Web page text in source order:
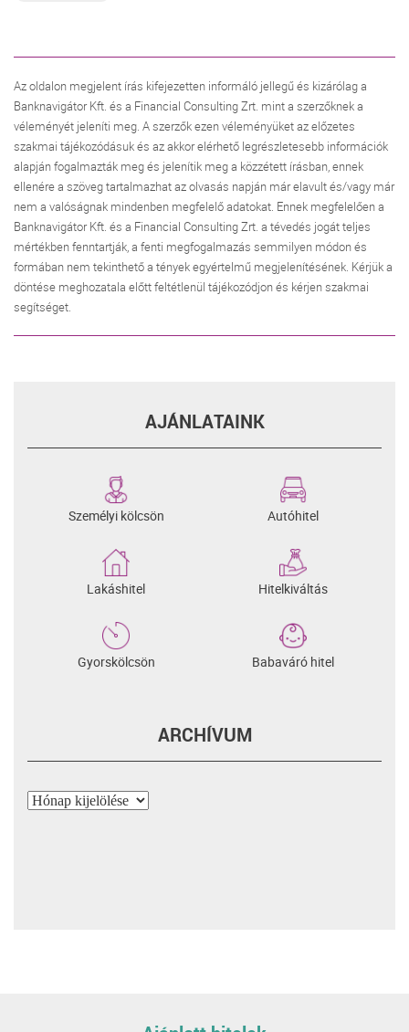
Az oldalon megjelent írás kifejezetten informáló jellegű és kizárólag a
Banknavigátor Kft. és a Financial Consulting Zrt. mint a szerzőknek a
véleményét jeleníti meg. A szerzők ezen véleményüket az előzetes
szakmai tájékozódásuk és az akkor elérhető legrészletesebb információk
alapján fogalmazták meg és jelenítik meg a közzétett írásban, ennek
ellenére a szöveg tartalmazhat az olvasás napján már elavult és/vagy már
nem a valóságnak mindenben megfelelő adatokat. Ennek megfelelően a
Banknavigátor Kft. és a Financial Consulting Zrt. a tévedés jogát teljes
mértékben fenntartják, a fenti megfogalmazás semmilyen módon és
formában nem tekinthető a tények egyértelmű megjelenítésének. Kérjük a
döntése meghozatala előtt feltétlenül tájékozódjon és kérjen szakmai
segítséget.
AJÁNLATAINK
Személyi kölcsön Autóhitel
Lakáshitel Hitelkiváltás
Gyorskölcsön Babaváró hitel
ARCHÍVUM
Archívum